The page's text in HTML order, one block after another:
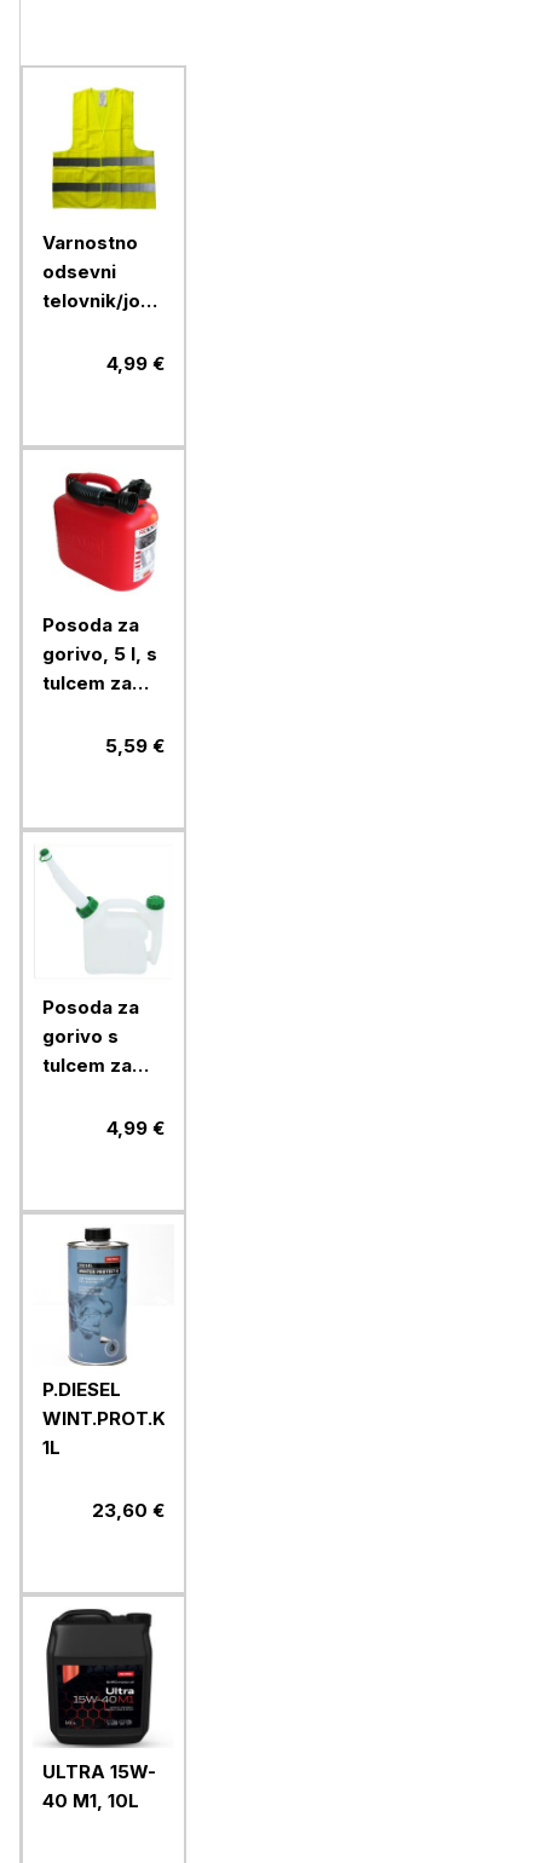
Varnostno
odsevni
telovnik/jopič,
4,99 €
Posoda za
gorivo, 5 l, s
tulcem za
5,59 €
Posoda za
gorivo s
tulcem za
Ramda 2 l4,99 €
P.DIESEL
WINT.PROT.K,
1L
23,60 €
ULTRA 15W-
40 M1, 10L